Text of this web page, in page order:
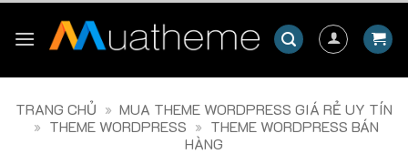
TRANG CHỦ » MUA THEME WORDPRESS GIÁ RẺ UY TÍN
» THEME WORDPRESS » THEME WORDPRESS BÁN
HÀNG